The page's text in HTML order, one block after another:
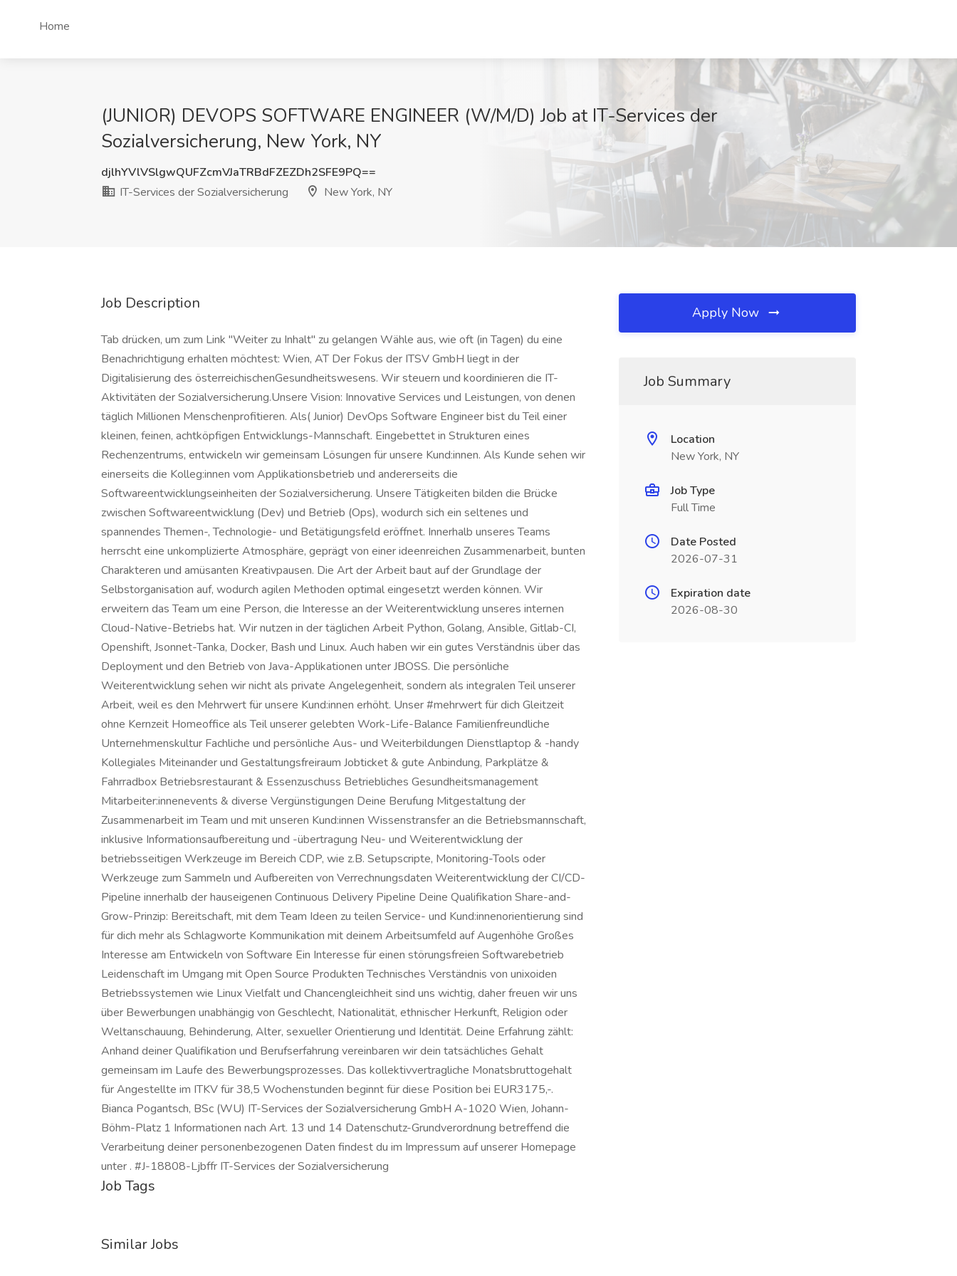
Home
(JUNIOR) DEVOPS SOFTWARE ENGINEER (W/M/D) Job at IT-Services der
Sozialversicherung, New York, NY
djlhYVlVSlgwQUFZcmVJaTRBdFZEZDh2SFE9PQ==
IT-Services der Sozialversicherung
New York, NY
Job Description
Tab drücken, um zum Link "Weiter zu Inhalt" zu gelangen Wähle aus, wie oft (in Tagen) du eine
Benachrichtigung erhalten möchtest: Wien, AT Der Fokus der ITSV GmbH liegt in der
Digitalisierung des österreichischenGesundheitswesens. Wir steuern und koordinieren die IT-
Aktivitäten der Sozialversicherung.Unsere Vision: Innovative Services und Leistungen, von denen
täglich Millionen Menschenprofitieren. Als( Junior) DevOps Software Engineer bist du Teil einer
kleinen, feinen, achtköpfigen Entwicklungs-Mannschaft. Eingebettet in Strukturen eines
Rechenzentrums, entwickeln wir gemeinsam Lösungen für unsere Kund:innen. Als Kunde sehen wir
einerseits die Kolleg:innen vom Applikationsbetrieb und andererseits die
Softwareentwicklungseinheiten der Sozialversicherung. Unsere Tätigkeiten bilden die Brücke
zwischen Softwareentwicklung (Dev) und Betrieb (Ops), wodurch sich ein seltenes und
spannendes Themen-, Technologie- und Betätigungsfeld eröffnet. Innerhalb unseres Teams
herrscht eine unkomplizierte Atmosphäre, geprägt von einer ideenreichen Zusammenarbeit, bunten
Charakteren und amüsanten Kreativpausen. Die Art der Arbeit baut auf der Grundlage der
Selbstorganisation auf, wodurch agilen Methoden optimal eingesetzt werden können. Wir
erweitern das Team um eine Person, die Interesse an der Weiterentwicklung unseres internen
Cloud-Native-Betriebs hat. Wir nutzen in der täglichen Arbeit Python, Golang, Ansible, Gitlab-CI,
Openshift, Jsonnet-Tanka, Docker, Bash und Linux. Auch haben wir ein gutes Verständnis über das
Deployment und den Betrieb von Java-Applikationen unter JBOSS. Die persönliche
Weiterentwicklung sehen wir nicht als private Angelegenheit, sondern als integralen Teil unserer
Arbeit, weil es den Mehrwert für unsere Kund:innen erhöht. Unser #mehrwert für dich Gleitzeit
ohne Kernzeit Homeoffice als Teil unserer gelebten Work-Life-Balance Familienfreundliche
Unternehmenskultur Fachliche und persönliche Aus- und Weiterbildungen Dienstlaptop & -handy
Kollegiales Miteinander und Gestaltungsfreiraum Jobticket & gute Anbindung, Parkplätze &
Fahrradbox Betriebsrestaurant & Essenzuschuss Betriebliches Gesundheitsmanagement
Mitarbeiter:innenevents & diverse Vergünstigungen Deine Berufung Mitgestaltung der
Zusammenarbeit im Team und mit unseren Kund:innen Wissenstransfer an die Betriebsmannschaft,
inklusive Informationsaufbereitung und -übertragung Neu- und Weiterentwicklung der
betriebsseitigen Werkzeuge im Bereich CDP, wie z.B. Setupscripte, Monitoring-Tools oder
Werkzeuge zum Sammeln und Aufbereiten von Verrechnungsdaten Weiterentwicklung der CI/CD-
Pipeline innerhalb der hauseigenen Continuous Delivery Pipeline Deine Qualifikation Share-and-
Grow-Prinzip: Bereitschaft, mit dem Team Ideen zu teilen Service- und Kund:innenorientierung sind
für dich mehr als Schlagworte Kommunikation mit deinem Arbeitsumfeld auf Augenhöhe Großes
Interesse am Entwickeln von Software Ein Interesse für einen störungsfreien Softwarebetrieb
Leidenschaft im Umgang mit Open Source Produkten Technisches Verständnis von unixoiden
Betriebssystemen wie Linux Vielfalt und Chancengleichheit sind uns wichtig, daher freuen wir uns
über Bewerbungen unabhängig von Geschlecht, Nationalität, ethnischer Herkunft, Religion oder
Weltanschauung, Behinderung, Alter, sexueller Orientierung und Identität. Deine Erfahrung zählt:
Anhand deiner Qualifikation und Berufserfahrung vereinbaren wir dein tatsächliches Gehalt
gemeinsam im Laufe des Bewerbungsprozesses. Das kollektivvertragliche Monatsbruttogehalt
für Angestellte im ITKV für 38,5 Wochenstunden beginnt für diese Position bei EUR3175,-.
Bianca Pogantsch, BSc (WU) IT-Services der Sozialversicherung GmbH A-1020 Wien, Johann-
Böhm-Platz 1 Informationen nach Art. 13 und 14 Datenschutz-Grundverordnung betreffend die
Verarbeitung deiner personenbezogenen Daten findest du im Impressum auf unserer Homepage
unter . #J-18808-Ljbffr IT-Services der Sozialversicherung
Job Tags
Similar Jobs
Apply Now
Job Summary
Location
New York, NY
Job Type
Full Time
Date Posted
2026-07-31
Expiration date
2026-08-30